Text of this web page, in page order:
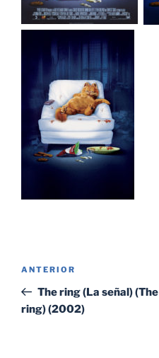
entradas
Entrada
anterior:
ANTERIOR
The ring (La señal) (The
ring) (2002)